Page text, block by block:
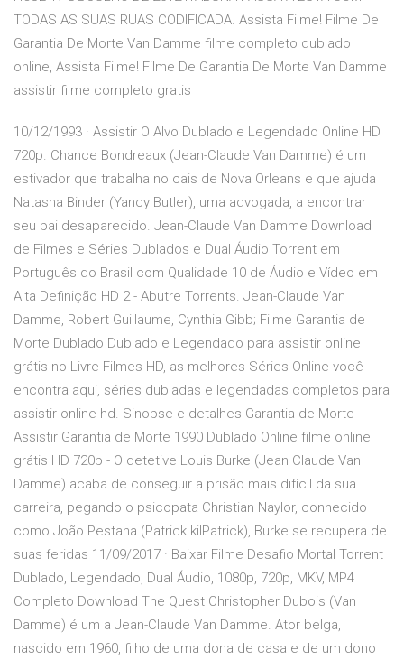
TODAS AS SUAS RUAS CODIFICADA. Assista Filme! Filme De
Garantia De Morte Van Damme filme completo dublado
online, Assista Filme! Filme De Garantia De Morte Van Damme
assistir filme completo gratis
10/12/1993 · Assistir O Alvo Dublado e Legendado Online HD
720p. Chance Bondreaux (Jean-Claude Van Damme) é um
estivador que trabalha no cais de Nova Orleans e que ajuda
Natasha Binder (Yancy Butler), uma advogada, a encontrar
seu pai desaparecido. Jean-Claude Van Damme Download
de Filmes e Séries Dublados e Dual Áudio Torrent em
Português do Brasil com Qualidade 10 de Áudio e Vídeo em
Alta Definição HD 2 - Abutre Torrents. Jean-Claude Van
Damme, Robert Guillaume, Cynthia Gibb; Filme Garantia de
Morte Dublado Dublado e Legendado para assistir online
grátis no Livre Filmes HD, as melhores Séries Online você
encontra aqui, séries dubladas e legendadas completos para
assistir online hd. Sinopse e detalhes Garantia de Morte
Assistir Garantia de Morte 1990 Dublado Online filme online
grátis HD 720p - O detetive Louis Burke (Jean Claude Van
Damme) acaba de conseguir a prisão mais difícil da sua
carreira, pegando o psicopata Christian Naylor, conhecido
como João Pestana (Patrick kilPatrick), Burke se recupera de
suas feridas 11/09/2017 · Baixar Filme Desafio Mortal Torrent
Dublado, Legendado, Dual Áudio, 1080p, 720p, MKV, MP4
Completo Download The Quest Christopher Dubois (Van
Damme) é um a Jean-Claude Van Damme. Ator belga,
nascido em 1960, filho de uma dona de casa e de um dono